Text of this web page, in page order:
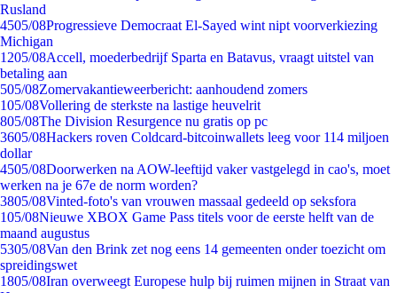
Rusland
4505/08Progressieve Democraat El-Sayed wint nipt voorverkiezing
Michigan
1205/08Accell, moederbedrijf Sparta en Batavus, vraagt uitstel van
betaling aan
505/08Zomervakantieweerbericht: aanhoudend zomers
105/08Vollering de sterkste na lastige heuvelrit
805/08The Division Resurgence nu gratis op pc
3605/08Hackers roven Coldcard-bitcoinwallets leeg voor 114 miljoen
dollar
4505/08Doorwerken na AOW-leeftijd vaker vastgelegd in cao's, moet
werken na je 67e de norm worden?
3805/08Vinted-foto's van vrouwen massaal gedeeld op seksfora
105/08Nieuwe XBOX Game Pass titels voor de eerste helft van de
maand augustus
5305/08Van den Brink zet nog eens 14 gemeenten onder toezicht om
spreidingswet
1805/08Iran overweegt Europese hulp bij ruimen mijnen in Straat van